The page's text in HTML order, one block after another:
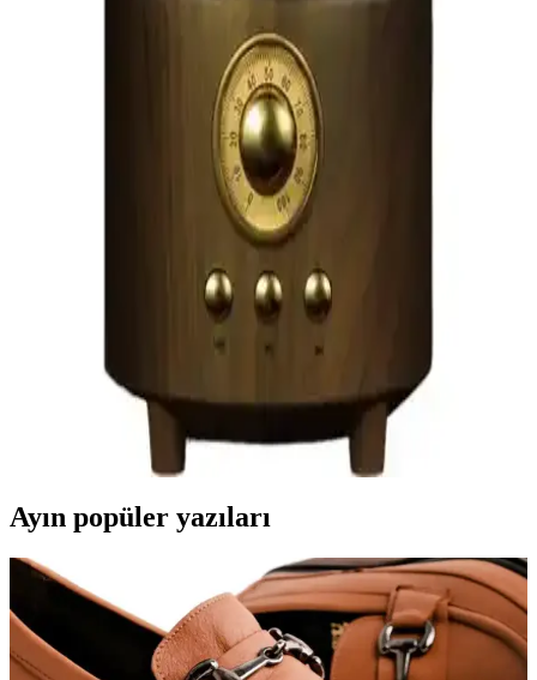
efektleriyle öne çıkan, taşınabilir ve şık tasarımlı bir müzik cihazıdır.
Kablosuz bağlantı, mikrofon ve radyo özellikleriyle eğlenceyi
Arylic Bt 10 Bluetooth Ses Vericisi: Yüksek Kaliteli
Kablosuz Ses Aktarımı
Arylic Bt 10 Bluetooth Ses Vericisi, yüksek ses kalitesi, kolay
kurulum ve düşük enerji tüketimi ile çeşitli cihazlar arasında
kablosuz ses aktarımını sağlar. Modern tasarımıyla ev ve araç içi
Royal Trend Nostaljik Gaz Lambası Görünümlü
Radyo Modern Teknoloji ile Retro Tasarımın
Royal Trend'in nostaljik gaz lambası görünümündeki radyo, yüksek
ses kalitesi, çoklu bağlantı seçenekleri ve şık tasarımıyla dikkat
çekiyor. Taşınabilir ve kullanımı kolay bu ürün, retro ve moderni bir
arada arayanlar için ideal.
Ayın popüler yazıları